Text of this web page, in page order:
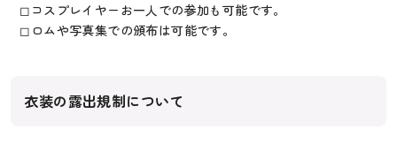
◻︎コスプレイヤーお一人での参加も可能です。
◻︎ロムや写真集での頒布は可能です。
衣装の露出規制について